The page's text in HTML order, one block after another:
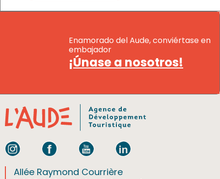
Enamorado del Aude, conviértase en
embajador
¡Únase a nosotros!
Allée Raymond Courrière